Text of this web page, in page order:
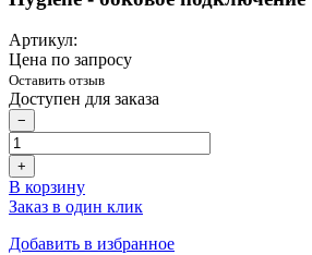
Артикул:
Цена по запросу
Оставить отзыв
Доступен для заказа
−
+
В корзину
Заказ в один клик
Добавить в избранное